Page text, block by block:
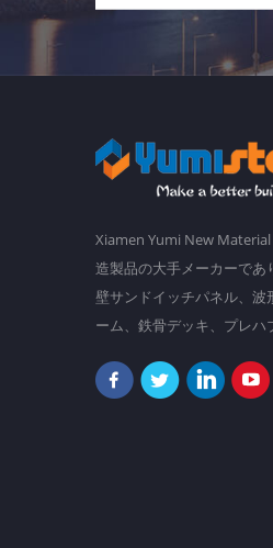
Xiamen Yumi New
造製品の大手メーカーであ
壁サンドイッチパネル、
ーム、鉄骨デッキ、プレ
フ。 私たちの目標は、勤勉